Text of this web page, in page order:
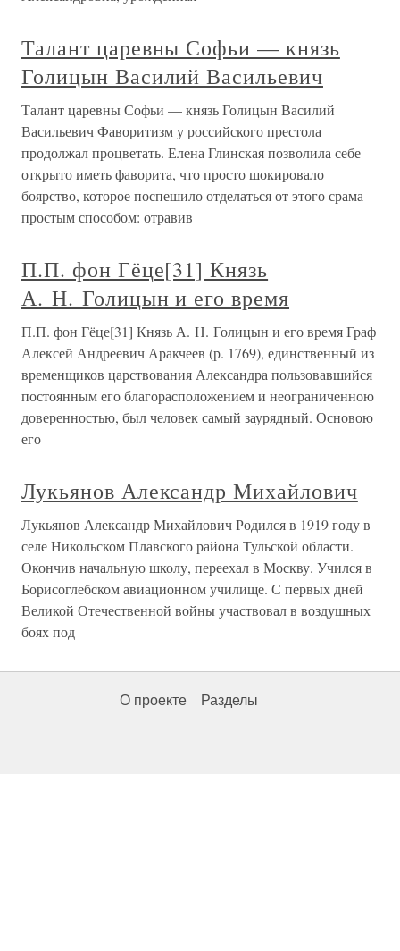
Талант царевны Софьи — князь
Голицын Василий Васильевич
Талант царевны Софьи — князь Голицын Василий
Васильевич Фаворитизм у российского престола
продолжал процветать. Елена Глинская позволила себе
открыто иметь фаворита, что просто шокировало
боярство, которое поспешило отделаться от этого срама
простым способом: отравив
П.П. фон Гёце[31] Князь
А. Н. Голицын и его время
П.П. фон Гёце[31] Князь А. Н. Голицын и его время Граф
Алексей Андреевич Аракчеев (р. 1769), единственный из
временщиков царствования Александра пользовавшийся
постоянным его благорасположением и неограниченною
доверенностью, был человек самый заурядный. Основою
его
Лукьянов Александр Михайлович
Лукьянов Александр Михайлович Родился в 1919 году в
селе Никольском Плавского района Тульской области.
Окончив начальную школу, переехал в Москву. Учился в
Борисоглебском авиационном училище. С первых дней
Великой Отечественной войны участвовал в воздушных
боях под
О проекте Разделы